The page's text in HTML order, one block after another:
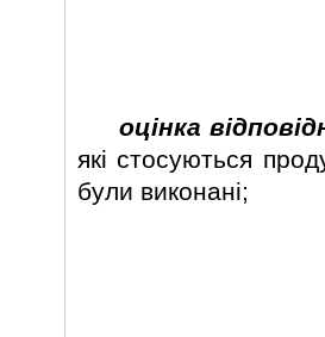
оцiнка
якi стосуються
були виконанi;